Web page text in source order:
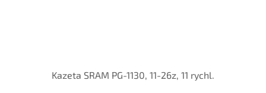
Kazeta SRAM PG-1130, 11-26z, 11 rychl.